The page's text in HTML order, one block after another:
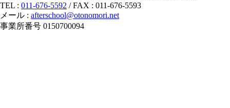
TEL : 011-676-5592 / FAX : 011-676-5593
メール : afterschool@otonomori.net
事業所番号 0150700094